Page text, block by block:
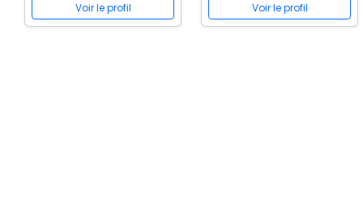
Voir le profil Voir le profil